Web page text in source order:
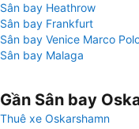
Sân bay Heathrow
Sân bay Frankfurt
Sân bay Venice Marco
Sân bay Malaga
Gần Sân bay
Thuê xe Oskarshamn